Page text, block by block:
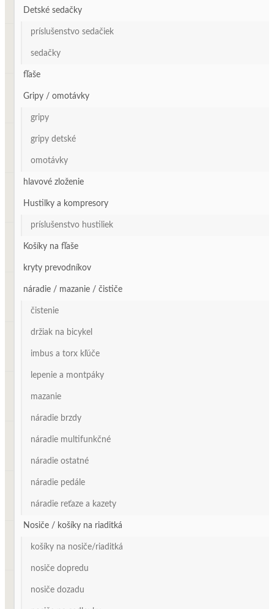
Detské sedačky
príslušenstvo sedačiek
sedačky
fľaše
Gripy / omotávky
gripy
gripy detské
omotávky
hlavové zloženie
Hustilky a kompresory
príslušenstvo hustiliek
Košíky na fľaše
kryty prevodníkov
náradie / mazanie / čističe
čistenie
držiak na bicykel
imbus a torx kľúče
lepenie a montpáky
mazanie
náradie brzdy
náradie multifunkčné
náradie ostatné
náradie pedále
náradie reťaze a kazety
Nosiče / košíky na riaditká
košíky na nosiče/riaditká
nosiče dopredu
nosiče dozadu